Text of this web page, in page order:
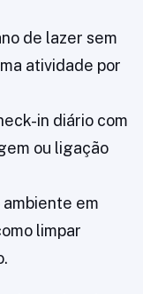
de lazer sem
atividade por
in diário com
ou ligação
em
limpar